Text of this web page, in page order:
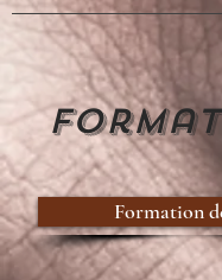
Formation